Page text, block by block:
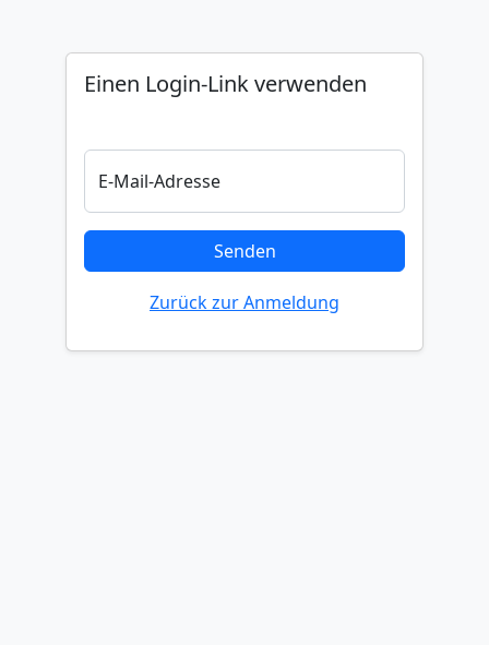
Einen Login-Link verwenden
E-Mail-Adresse
Senden
Zurück zur Anmeldung